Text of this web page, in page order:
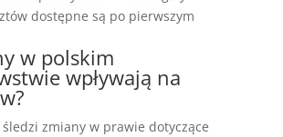
dostępne są po pierwszym
w polskim
wpływają na
śledzi zmiany w prawie dotyczące